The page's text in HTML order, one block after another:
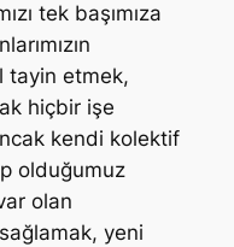
tek başımıza
tayin etmek,
hiçbir işe
kendi kolektif
olduğumuz
olan
yeni